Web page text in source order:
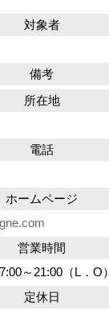
対象者
備考
所在地
電話
ホームページ
営業時間
～21:00（L．O）
定休日